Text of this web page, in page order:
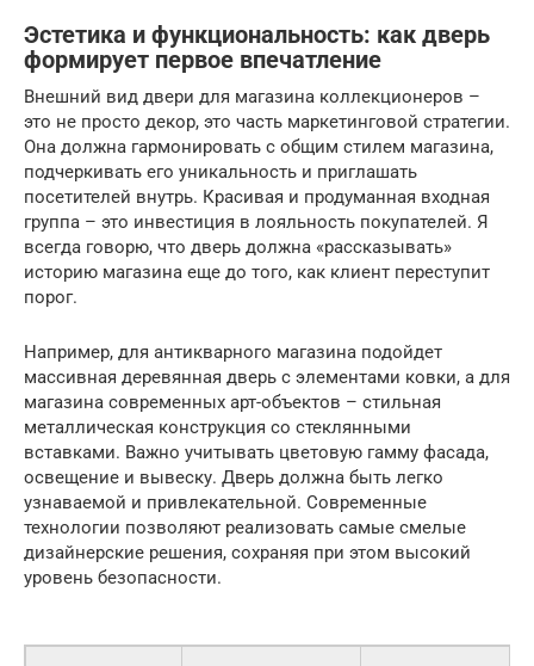
Эстетика и функциональность: как дверь
формирует первое впечатление
Внешний вид двери для магазина коллекционеров –
это не просто декор, это часть маркетинговой стратегии.
Она должна гармонировать с общим стилем магазина,
подчеркивать его уникальность и приглашать
посетителей внутрь. Красивая и продуманная входная
группа – это инвестиция в лояльность покупателей. Я
всегда говорю, что дверь должна «рассказывать»
историю магазина еще до того, как клиент переступит
порог.
Например, для антикварного магазина подойдет
массивная деревянная дверь с элементами ковки, а для
магазина современных арт-объектов – стильная
металлическая конструкция со стеклянными
вставками. Важно учитывать цветовую гамму фасада,
освещение и вывеску. Дверь должна быть легко
узнаваемой и привлекательной. Современные
технологии позволяют реализовать самые смелые
дизайнерские решения, сохраняя при этом высокий
уровень безопасности.